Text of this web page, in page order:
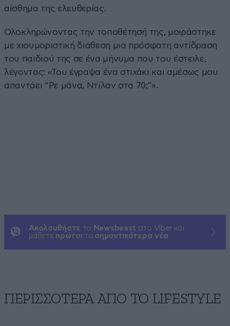
αίσθημα της ελευθερίας.
Ολοκληρώνοντας την τοποθέτησή της, μοιράστηκε
με χιουμοριστική διάθεση μια πρόσφατη αντίδραση
του παιδιού της σε ένα μήνυμα που του έστειλε,
λέγοντας: «Του έγραψα ένα στιχάκι και αμέσως μου
απαντάει “Ρε μάνα, Ντίλαν στα 70;”».
Ακολουθήστε το Newsbeast στο Viber και
μάθετε πρώτοι τα σημαντικότερα νέα
ΠΕΡΙΣΣΟΤΕΡΑ ΑΠΟ ΤΟ LIFESTYLE